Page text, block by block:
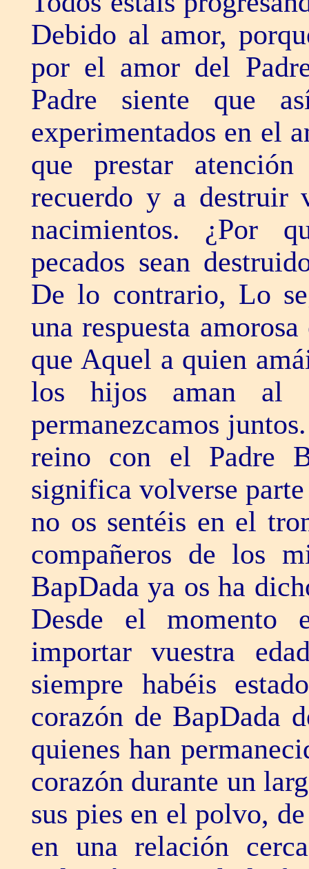
Debido al amor,
por el amor del
Padre siente que
experimentados en el
que prestar
recuerdo y a destruir
nacimientos. ¿Por
pecados sean
De lo contrario, Lo
una respuesta
que Aquel a quien
los hijos aman al
permanezcamos
reino con el Padre
significa volverse
no os sentéis en el
compañeros de los
BapDada ya os ha
Desde el momento
importar vuestra
siempre habéis
corazón de BapDada
quienes han
corazón durante un
sus pies en el polvo,
en una relación